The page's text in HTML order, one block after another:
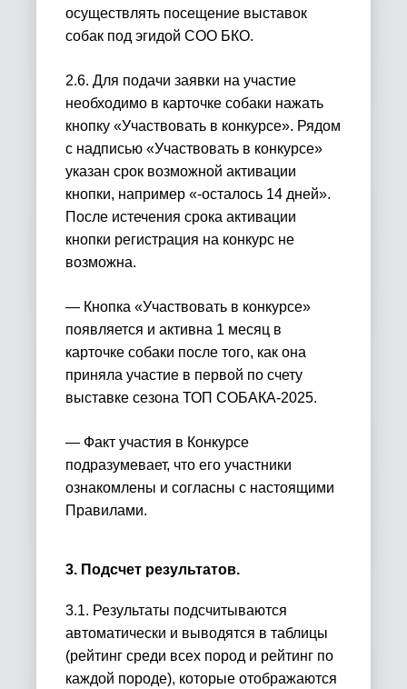
осуществлять посещение выставок
собак под эгидой СОО БКО.
2.6. Для подачи заявки на участие
необходимо в карточке собаки нажать
кнопку «Участвовать в конкурсе». Рядом
с надписью «Участвовать в конкурсе»
указан срок возможной активации
кнопки, например «-осталось 14 дней».
После истечения срока активации
кнопки регистрация на конкурс не
возможна.
— Кнопка «Участвовать в конкурсе»
появляется и активна 1 месяц в
карточке собаки после того, как она
приняла участие в первой по счету
выставке сезона ТОП СОБАКА-2025.
— Факт участия в Конкурсе
подразумевает, что его участники
ознакомлены и согласны с настоящими
Правилами.
3. Подсчет результатов.
3.1. Результаты подсчитываются
автоматически и выводятся в таблицы
(рейтинг среди всех пород и рейтинг по
каждой породе), которые отображаются